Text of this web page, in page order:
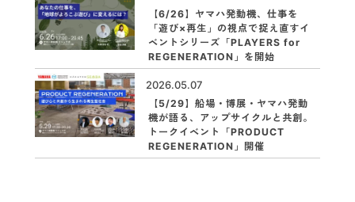
【6/26】ヤマハ発動機、仕事を
「遊び×再生」の視点で捉え直すイ
ベントシリーズ「PLAYERS for
REGENERATION」を開始
2026.05.07
【5/29】船場・博展・ヤマハ発動
機が語る、アップサイクルと共創。
トークイベント「PRODUCT
REGENERATION」開催